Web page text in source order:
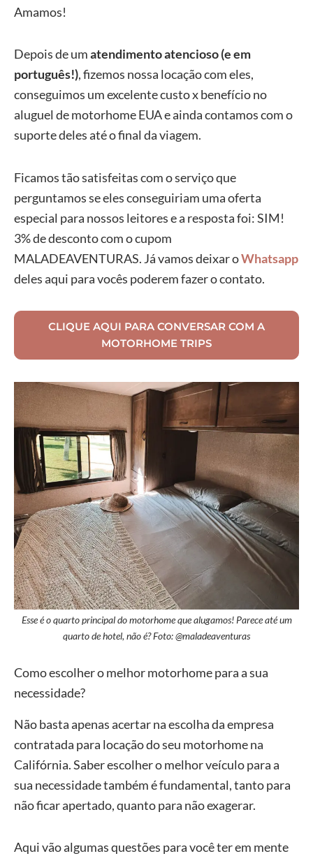
Amamos!
Depois de umatendimento atencioso (e em
português!), fizemos nossa locação com eles,
conseguimos um excelente custo x benefício no
aluguel de motorhome EUA e ainda contamos com o
suporte deles até o final da viagem.
Ficamos tão satisfeitas com o serviço que
perguntamos se eles conseguiriam uma oferta
especial para nossos leitores e a resposta foi: SIM!
3% de desconto com o cupom
MALADEAVENTURAS. Já vamos deixar oWhatsapp
deles aqui para vocês poderem fazer o contato.
CLIQUE AQUI PARA CONVERSAR COM A
MOTORHOME TRIPS
Esse é o quarto principal do motorhome que alugamos! Parece até um
quarto de hotel, não é? Foto: @maladeaventuras
Como escolher o melhor motorhome para a sua
necessidade?
Não basta apenas acertar na escolha da empresa
contratada para locação do seu motorhome na
Califórnia. Saber escolher o melhor veículo para a
sua necessidade também é fundamental, tanto para
não ficar apertado, quanto para não exagerar.
Aqui vão algumas questões para você ter em mente